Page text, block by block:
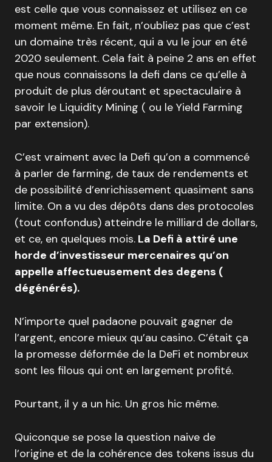
est celle que vous connaissez et utilisez en ce
moment même. En fait, n’oubliez pas que c’est
un domaine très récent, qui a vu le jour en été
2020 seulement. Cela fait à peine 2 ans en effet
que nous connaissons la defi dans ce qu’elle à
produit de plus déroutant et spectaculaire à
savoir le Liquidity Mining ( ou le Yield Farming
par extension).
C’est vraiment avec la Defi qu’on a commencé
à parler de farming, de taux de rendements et
de possibilité d’enrichissement quasiment sans
limite. On a vu des dépôts dans des protocoles
(tout confondus) atteindre le milliard de dollars,
et ce, en quelques mois. La Defi à attiré une
horde d’investisseur mercenaires qu’on
appelle affectueusement des degens (
dégénérés).
N’importe quel padaone pouvait gagner de
l’argent, encore mieux qu’au casino. C’était ça
la promesse déformée de la DeFi et nombreux
sont les filous qui ont en largement profité.
Pourtant, il y a un hic. Un gros hic même.
Quiconque se pose la question naive de
l’origine et de la cohérence des tokens issus du